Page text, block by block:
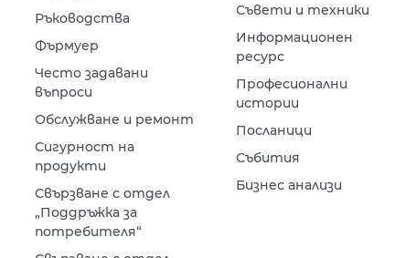
Ръководства
Фърмуер
Често задавани
въпроси
Обслужване и ремонт
Сигурност на
продукти
Свързване с отдел
„Поддръжка за
потребителя“
Съвети и техники
Информационен
ресурс
Професионални
истории
Посланици
Събития
Бизнес анализи